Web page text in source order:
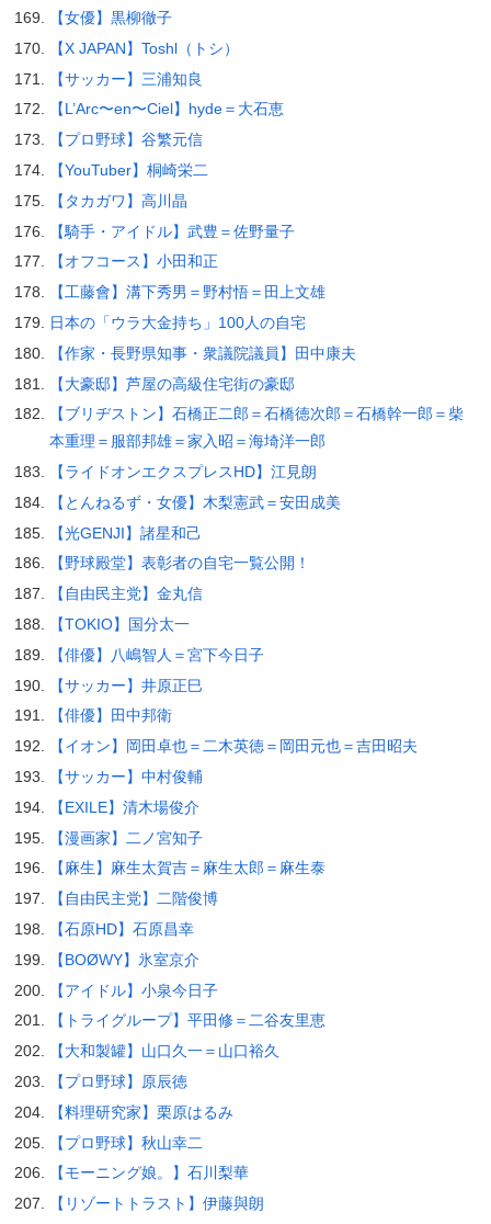
【女優】黒柳徹子
【X JAPAN】Toshl（トシ）
【サッカー】三浦知良
【L’Arc〜en〜Ciel】hyde＝大石恵
【プロ野球】谷繁元信
【YouTuber】桐崎栄二
【タカガワ】高川晶
【騎手・アイドル】武豊＝佐野量子
【オフコース】小田和正
【工藤會】溝下秀男＝野村悟＝田上文雄
日本の「ウラ大金持ち」100人の自宅
【作家・長野県知事・衆議院議員】田中康夫
【大豪邸】芦屋の高級住宅街の豪邸
【ブリヂストン】石橋正二郎＝石橋徳次郎＝石橋幹一郎＝柴
本重理＝服部邦雄＝家入昭＝海埼洋一郎
【ライドオンエクスプレスHD】江見朗
【とんねるず・女優】木梨憲武＝安田成美
【光GENJI】諸星和己
【野球殿堂】表彰者の自宅一覧公開！
【自由民主党】金丸信
【TOKIO】国分太一
【俳優】八嶋智人＝宮下今日子
【サッカー】井原正巳
【俳優】田中邦衛
【イオン】岡田卓也＝二木英徳＝岡田元也＝吉田昭夫
【サッカー】中村俊輔
【EXILE】清木場俊介
【漫画家】二ノ宮知子
【麻生】麻生太賀吉＝麻生太郎＝麻生泰
【自由民主党】二階俊博
【石原HD】石原昌幸
【BOØWY】氷室京介
【アイドル】小泉今日子
【トライグループ】平田修＝二谷友里恵
【大和製罐】山口久一＝山口裕久
【プロ野球】原辰徳
【料理研究家】栗原はるみ
【プロ野球】秋山幸二
【モーニング娘。】石川梨華
【リゾートトラスト】伊藤與朗